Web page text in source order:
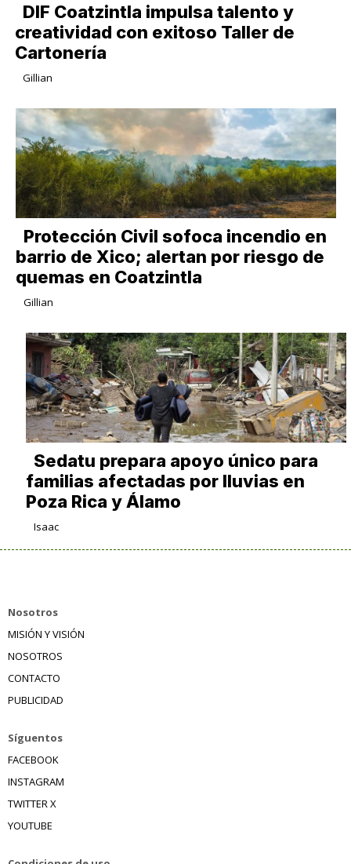
DIF Coatzintla impulsa talento y
creatividad con exitoso Taller de
Cartonería
Gillian
Protección Civil sofoca incendio en
barrio de Xico; alertan por riesgo de
quemas en Coatzintla
Gillian
Sedatu prepara apoyo único para
familias afectadas por lluvias en
Poza Rica y Álamo
Isaac
Nosotros
MISIÓN Y VISIÓN
NOSOTROS
CONTACTO
PUBLICIDAD
Síguentos
FACEBOOK
INSTAGRAM
TWITTER X
YOUTUBE